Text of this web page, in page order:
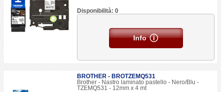
Disponibilità: 0
Info
BROTHER - BROTZEMQ531
Brother - Nastro laminato pastello - Nero/Blu -
TZEMQ531 - 12mm x 4 mt